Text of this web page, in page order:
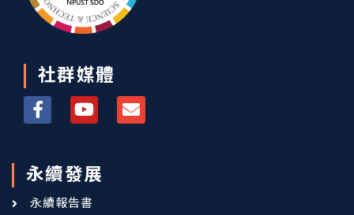
社群媒體
永續發展
永續報告書